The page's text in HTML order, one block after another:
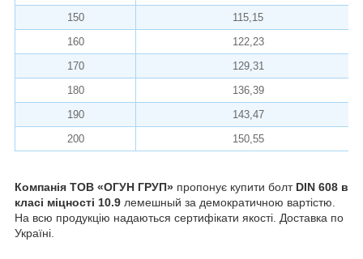
150
115,15
160
122,23
170
129,31
180
136,39
190
143,47
200
150,55
Компанія ТОВ «ОГУН ГРУП» пропонує купити болт DIN 608 в
класі міцності 10.9 лемешный за демократичною вартістю.
На всю продукцію надаються сертифікати якості. Доставка по
Україні.